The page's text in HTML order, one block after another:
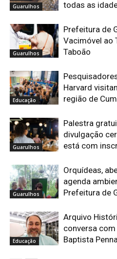
Guarulhos todas as
Guarulhos
Prefeitura de
Vacimóvel ao
Taboão
Educação
Harvard
região de
Guarulhos
Palestra
divulgação
está com
Guarulhos
Orquídeas,
agenda
Prefeitura de
Educação
Arquivo
conversa
Baptista Penna